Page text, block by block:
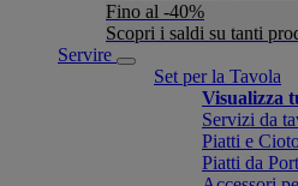
Fino al -40%
Scopri i saldi su tanti
Servire
Set per la Tavola
Visualizza
Servizi da
Piatti e
Piatti da